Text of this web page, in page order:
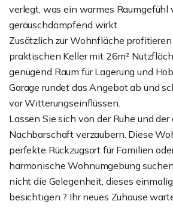
verlegt, was ein warmes Raumgefühl
geräuschdämpfend wirkt.
Zusätzlich zur Wohnfläche
praktischen Keller mit 26m²
genügend Raum für Lagerung und
Garage rundet das Angebot ab und
vor Witterungseinflüssen.
Lassen Sie sich von der Ruhe und
Nachbarschaft verzaubern. Diese
perfekte Rückzugsort für Familien
harmonische Wohnumgebung
nicht die Gelegenheit, dieses
besichtigen ? Ihr neues Zuhause